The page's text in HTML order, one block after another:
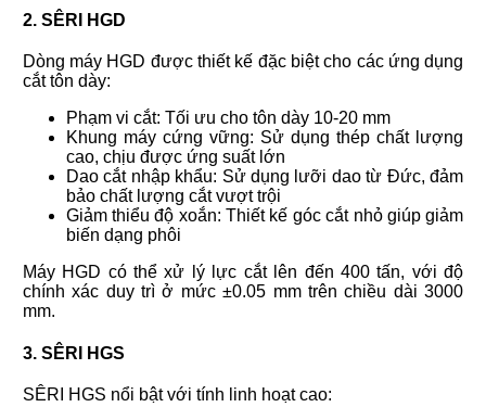
2. SÊRI HGD
Dòng máy HGD được thiết kế đặc biệt cho các ứng dụng
cắt tôn dày:
Phạm vi cắt: Tối ưu cho tôn dày 10-20 mm
Khung máy cứng vững: Sử dụng thép chất lượng
cao, chịu được ứng suất lớn
Dao cắt nhập khẩu: Sử dụng lưỡi dao từ Đức, đảm
bảo chất lượng cắt vượt trội
Giảm thiểu độ xoắn: Thiết kế góc cắt nhỏ giúp giảm
biến dạng phôi
Máy HGD có thể xử lý lực cắt lên đến 400 tấn, với độ
chính xác duy trì ở mức ±0.05 mm trên chiều dài 3000
mm.
3. SÊRI HGS
SÊRI HGS nổi bật với tính linh hoạt cao: